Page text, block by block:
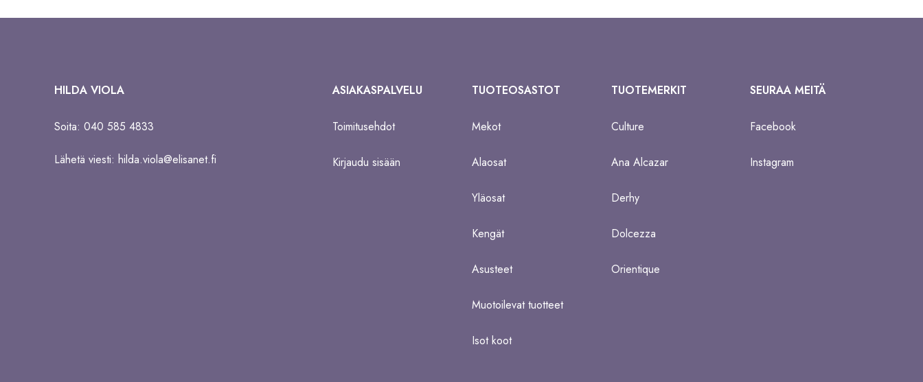
HILDA VIOLA
Soita: 040 585 4833
Lähetä viesti: hilda.viola@elisanet.fi
ASIAKASPALVELU
Toimitusehdot
Kirjaudu sisään
TUOTEOSASTOT
Mekot
Alaosat
Yläosat
Kengät
Asusteet
Muotoilevat tuotteet
Isot koot
TUOTEMERKIT
Culture
Ana Alcazar
Derhy
Dolcezza
Orientique
SEURAA MEITÄ
Facebook
Instagram